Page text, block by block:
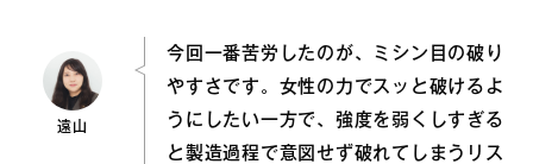
遠山
今回一番苦労したのが、ミシン目の破り
やすさです。女性の力でスッと破けるよ
うにしたい一方で、強度を弱くしすぎる
と製造過程で意図せず破れてしまうリス